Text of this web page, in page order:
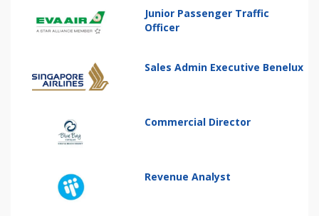
Junior Passenger Traffic
Officer
Sales Admin Executive Benelux
Commercial Director
Revenue Analyst